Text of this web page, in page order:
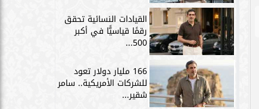
القيادات النسائية تحقق
رقمًا قياسيًّا في أكبر
500...
166 مليار دولار تعود
للشركات الأمريكية.. سامر
شقير...